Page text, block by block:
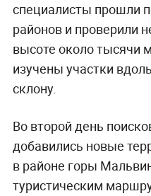
специалисты прошли
районов и проверили
высоте около тысячи
изучены участки
склону.
Во второй день
добавились новые
в районе горы
туристическим